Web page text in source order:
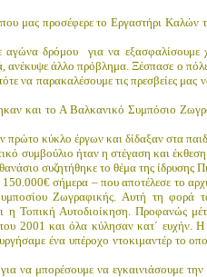
μας προσέφερε το Εργαστήρι Καλών
αγώνα δρόμου
για να εξασφαλίσουμε
ανέκυψε άλλο πρόβλημα. Ξέσπασε ο
να παρακαλέσουμε τις πρεσβείες μας
και το Α Βαλκανικό Συμπόσιο
πρώτο κύκλο έργων και δίδαξαν στα
συμβούλιο ήταν η στέγαση και
συζητήθηκε το θέμα της ίδρυσης
σήμερα – που αποτέλεσε το
Ζωγραφικής. Αυτή τη φορά τα
Τοπική Αυτοδιοίκηση. Προφανώς
2001 και όλα κύλησαν κατ΄ ευχήν.
ένα υπέροχο ντοκιμαντέρ το
να μπορέσουμε να εγκαινιάσουμε